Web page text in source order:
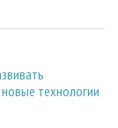
технологии